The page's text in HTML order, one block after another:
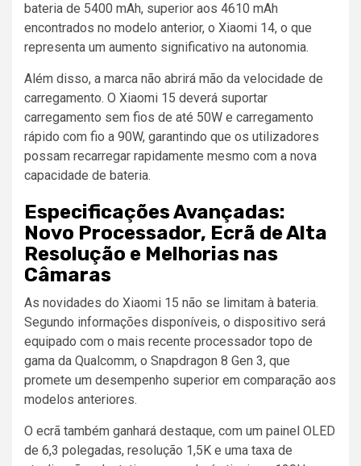
bateria de 5400 mAh, superior aos 4610 mAh
encontrados no modelo anterior, o Xiaomi 14, o que
representa um aumento significativo na autonomia.
Além disso, a marca não abrirá mão da velocidade de
carregamento. O Xiaomi 15 deverá suportar
carregamento sem fios de até 50W e carregamento
rápido com fio a 90W, garantindo que os utilizadores
possam recarregar rapidamente mesmo com a nova
capacidade de bateria.
Especificações Avançadas:
Novo Processador, Ecrã de Alta
Resolução e Melhorias nas
Câmaras
As novidades do Xiaomi 15 não se limitam à bateria.
Segundo informações disponíveis, o dispositivo será
equipado com o mais recente processador topo de
gama da Qualcomm, o Snapdragon 8 Gen 3, que
promete um desempenho superior em comparação aos
modelos anteriores.
O ecrã também ganhará destaque, com um painel OLED
de 6,3 polegadas, resolução 1,5K e uma taxa de